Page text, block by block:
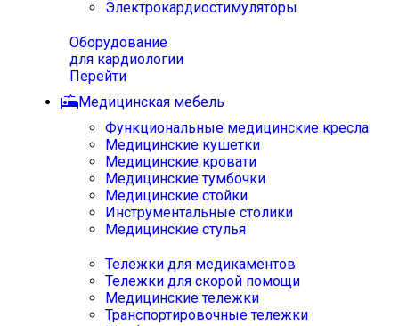
Электрокардиостимуляторы
Оборудование
для кардиологии
Перейти
Медицинская мебель
Функциональные медицинские кресла
Медицинские кушетки
Медицинские кровати
Медицинские тумбочки
Медицинские стойки
Инструментальные столики
Медицинские стулья
Тележки для медикаментов
Тележки для скорой помощи
Медицинские тележки
Транспортировочные тележки